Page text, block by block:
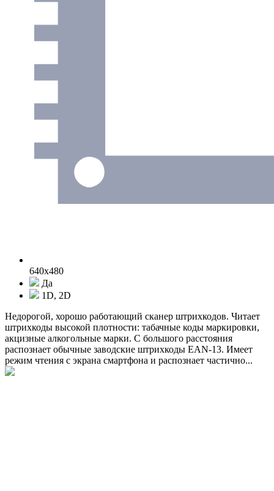
640x480
Да
1D, 2D
Недорогой, хорошо работающий сканер штрихкодов. Читает
штрихкоды высокой плотности: табачные коды маркировки,
акцизные алкогольные марки. С большого расстояния
распознает обычные заводские штрихкоды EAN-13. Имеет
режим чтения с экрана смартфона и распознает частично...